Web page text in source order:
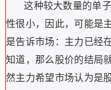
这种较大数量的单子
性很小，因此，可能是
是告诉市场：主力已经
知道，那么股价的结局
然主力希望市场认为是